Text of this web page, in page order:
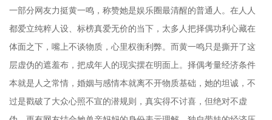
一部分网友力挺黄一鸣，称赞她是娱乐圈最清醒的普通人。在人人
都爱立纯粹人设、标榜真爱无价的当下，太多人把择偶功利心藏在
体面之下，嘴上不谈物质，心里权衡利弊。而黄一鸣只是撕开了这
层虚伪的遮羞布，把成年人的现实摆在明面上。择偶考量经济条件
本就是人之常情，婚姻与感情本就离不开物质基础，她的坦诚，不
过是戳破了大众心照不宣的潜规则，真实得不讨喜，但绝对不虚